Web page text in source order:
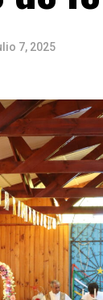
7, 2025